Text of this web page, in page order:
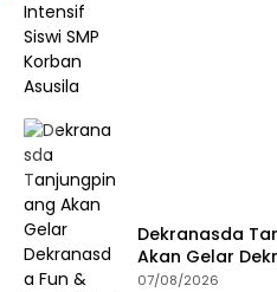
Dekranasda
Akan Gelar
Run 2026 di
07/08/2026